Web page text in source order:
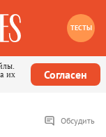
ТЕСТЫ
их
Согласен
Обсудить